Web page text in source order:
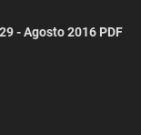
- Agosto 2016 PDF